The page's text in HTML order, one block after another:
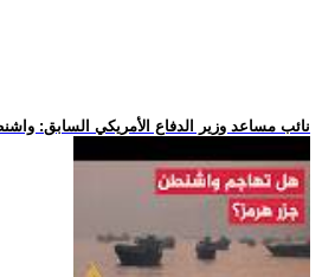
.. نائب مساعد وزير الدفاع الأمريكي السابق: